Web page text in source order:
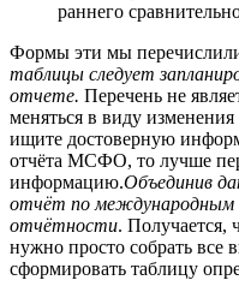
раннего
Формы эти мы
таблицы следует
отчете. Перечень не
меняться в виду
ищите достоверную
отчёта МСФО, то лучше
информацию.Объединив
отчёт по международным
отчётности. Получается,
нужно просто собрать все
сформировать таблицу